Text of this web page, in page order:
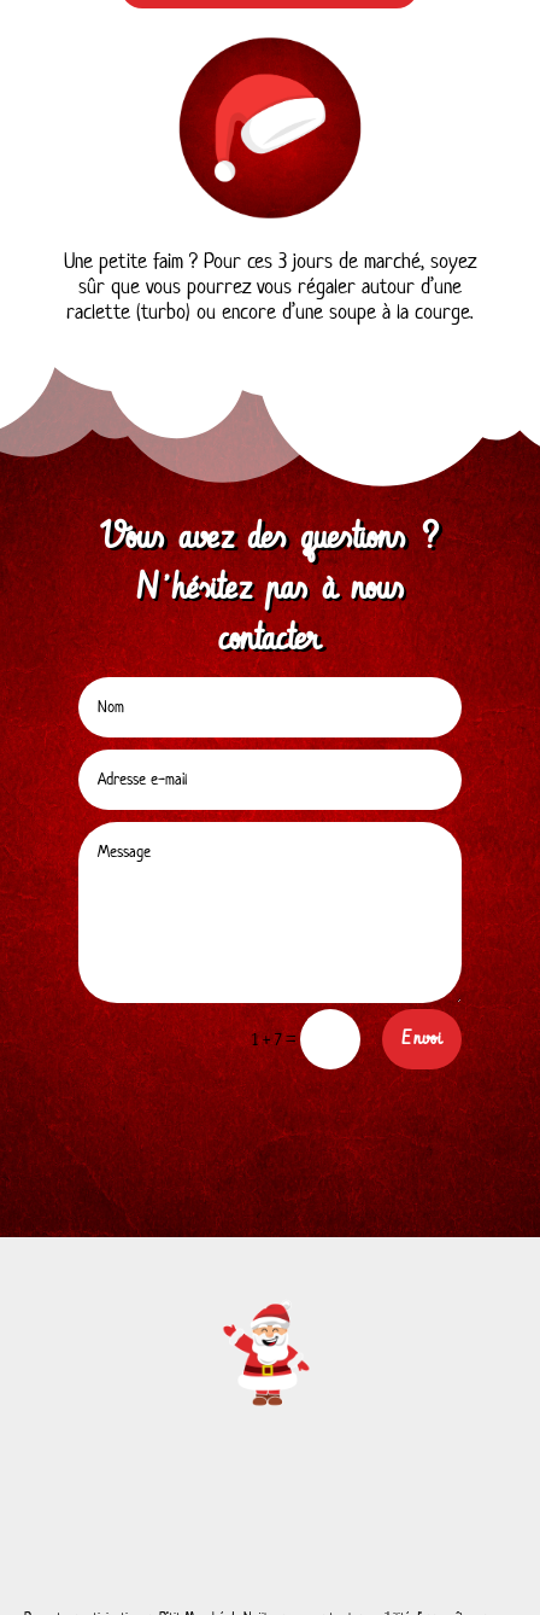
Une petite faim ? Pour ces 3 jours de marché, soyez
sûr que vous pourrez vous régaler autour d’une
raclette (turbo) ou encore d’une soupe à la courge.
Vous avez des questions ?
N’hésitez pas à nous
contacter
1 + 7= Envoi
Alternative: